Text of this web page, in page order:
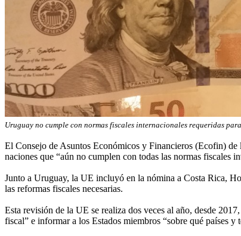
Uruguay no cumple con normas fiscales internacionales requeridas
El Consejo de Asuntos Económicos y Financieros (Ecofin)
naciones que “aún no cumplen con todas las normas fiscales
Junto a Uruguay, la UE incluyó en la nómina a Costa Rica,
las reformas fiscales necesarias.
Esta revisión de la UE se realiza dos veces al año, desde
fiscal” e informar a los Estados miembros “sobre qué países